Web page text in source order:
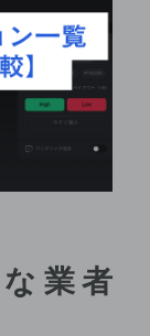
業者